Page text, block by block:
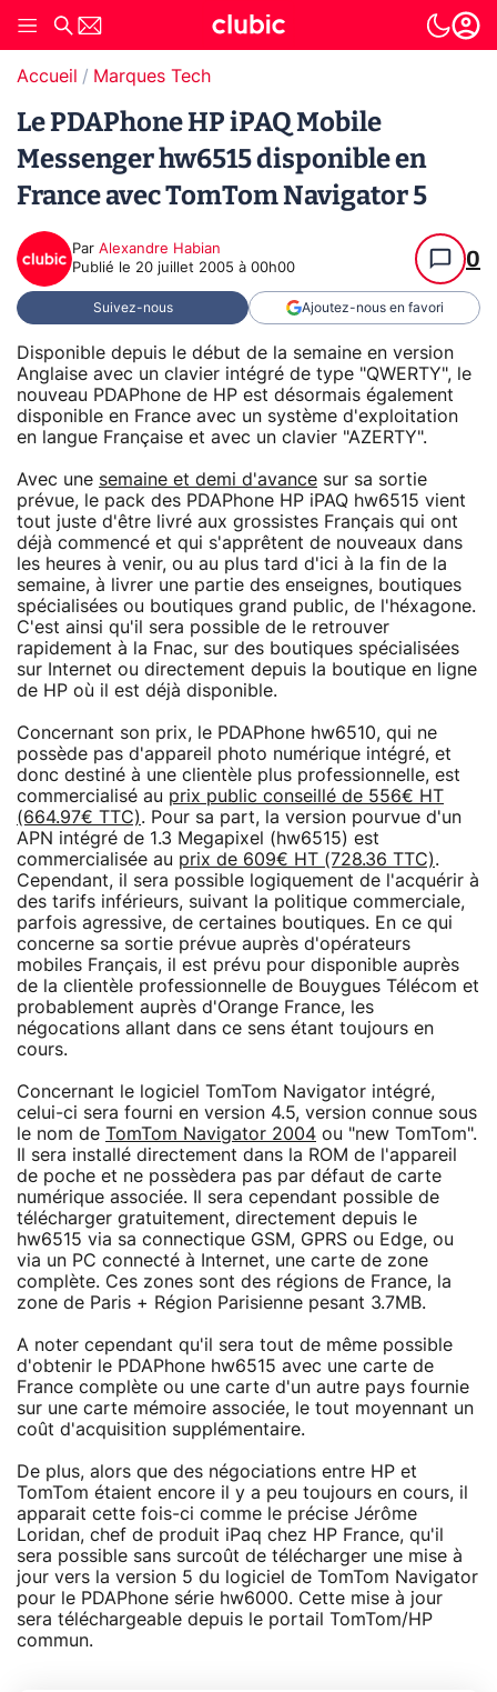
Accueil Marques Tech
Le PDAPhone HP iPAQ Mobile
Messenger hw6515 disponible en
France avec TomTom Navigator 5
Par Alexandre Habian
Publié le 20 juillet 2005 à 00h00 0
Suivez-nous Ajoutez-nous en favori
Disponible depuis le début de la semaine en version
Anglaise avec un clavier intégré de type "QWERTY", le
nouveau PDAPhone de HP est désormais également
disponible en France avec un système d'exploitation
en langue Française et avec un clavier "AZERTY".
Avec une semaine et demi d'avance sur sa sortie
prévue, le pack des PDAPhone HP iPAQ hw6515 vient
tout juste d'être livré aux grossistes Français qui ont
déjà commencé et qui s'apprêtent de nouveaux dans
les heures à venir, ou au plus tard d'ici à la fin de la
semaine, à livrer une partie des enseignes, boutiques
spécialisées ou boutiques grand public, de l'héxagone.
C'est ainsi qu'il sera possible de le retrouver
rapidement à la Fnac, sur des boutiques spécialisées
sur Internet ou directement depuis la boutique en ligne
de HP où il est déjà disponible.
Concernant son prix, le PDAPhone hw6510, qui ne
possède pas d'appareil photo numérique intégré, et
donc destiné à une clientèle plus professionnelle, est
commercialisé au prix public conseillé de 556€ HT
(664.97€ TTC). Pour sa part, la version pourvue d'un
APN intégré de 1.3 Megapixel (hw6515) est
commercialisée au prix de 609€ HT (728.36 TTC).
Cependant, il sera possible logiquement de l'acquérir à
des tarifs inférieurs, suivant la politique commerciale,
parfois agressive, de certaines boutiques. En ce qui
concerne sa sortie prévue auprès d'opérateurs
mobiles Français, il est prévu pour disponible auprès
de la clientèle professionnelle de Bouygues Télécom et
probablement auprès d'Orange France, les
négocations allant dans ce sens étant toujours en
cours.
Concernant le logiciel TomTom Navigator intégré,
celui-ci sera fourni en version 4.5, version connue sous
le nom de TomTom Navigator 2004 ou "new TomTom".
Il sera installé directement dans la ROM de l'appareil
de poche et ne possèdera pas par défaut de carte
numérique associée. Il sera cependant possible de
télécharger gratuitement, directement depuis le
hw6515 via sa connectique GSM, GPRS ou Edge, ou
via un PC connecté à Internet, une carte de zone
complète. Ces zones sont des régions de France, la
zone de Paris + Région Parisienne pesant 3.7MB.
A noter cependant qu'il sera tout de même possible
d'obtenir le PDAPhone hw6515 avec une carte de
France complète ou une carte d'un autre pays fournie
sur une carte mémoire associée, le tout moyennant un
coût d'acquisition supplémentaire.
De plus, alors que des négociations entre HP et
TomTom étaient encore il y a peu toujours en cours, il
apparait cette fois-ci comme le précise Jérôme
Loridan, chef de produit iPaq chez HP France, qu'il
sera possible sans surcoût de télécharger une mise à
jour vers la version 5 du logiciel de TomTom Navigator
pour le PDAPhone série hw6000. Cette mise à jour
sera téléchargeable depuis le portail TomTom/HP
commun.